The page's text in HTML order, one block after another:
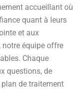
accueillant où
quant à leurs
et aux
notre équipe offre
Chaque
questions, de
plan de traitement